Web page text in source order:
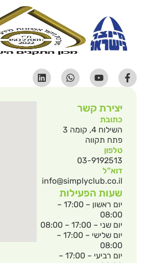
יצירת קשר
כתובת
השילוח 4, קומה 3
פתח תקווה
טלפון
03-9192513
דוא"ל
info@simplyclub.co.il
שעות הפעילות
יום ראשון – 17:00 –
08:00
יום שני – 17:00 – 08:00
יום שלישי – 17:00 –
08:00
יום רביעי – 17:00 –